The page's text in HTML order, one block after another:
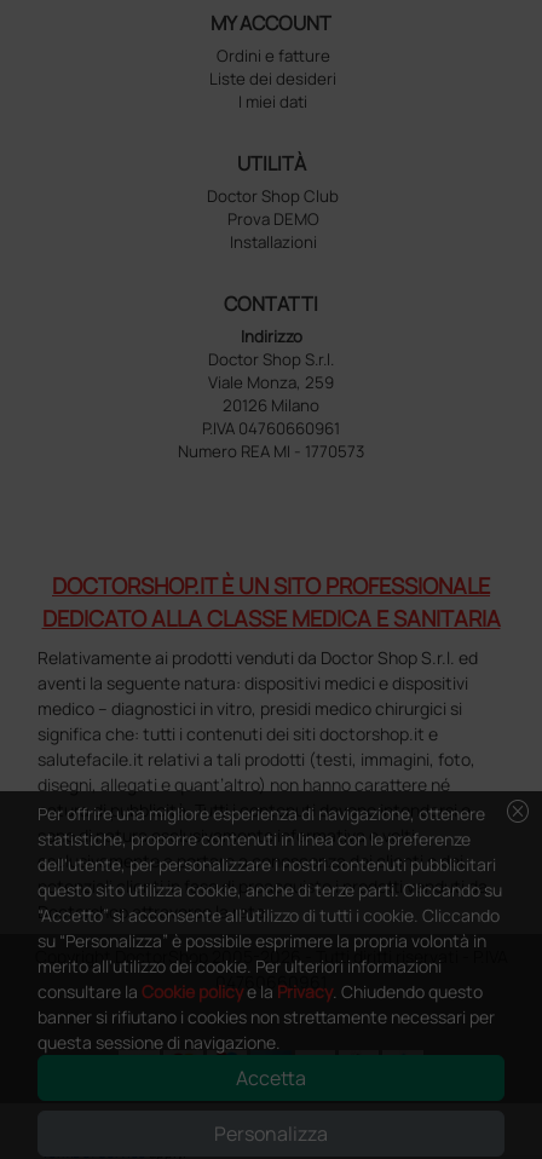
MY ACCOUNT
Ordini e fatture
Liste dei desideri
I miei dati
UTILITÀ
Doctor Shop Club
Prova DEMO
Installazioni
CONTATTI
Indirizzo
Doctor Shop S.r.l.
Viale Monza, 259
20126 Milano
P.IVA 04760660961
Numero REA MI - 1770573
DOCTORSHOP.IT È UN SITO PROFESSIONALE
DEDICATO ALLA CLASSE MEDICA E SANITARIA
Relativamente ai prodotti venduti da Doctor Shop S.r.l. ed
aventi la seguente natura: dispositivi medici e dispositivi
medico – diagnostici in vitro, presidi medico chirurgici si
significa che: tutti i contenuti dei siti doctorshop.it e
salutefacile.it relativi a tali prodotti (testi, immagini, foto,
disegni, allegati e quant’altro) non hanno carattere né
natura di pubblicità. Tutti i contenuti devono intendersi e
sono di natura esclusivamente informativa e volti
esclusivamente a portare a conoscenza dei clienti e dei
potenziali clienti in fase di preacquisto i prodotti venduti da
Doctorshop attraverso la rete.
Copyright DoctorShop 2005-2026 - Tutti diritti riservati - P.IVA
04760660961
This site is protected by reCAPTCHA and the Google
cancel
Per offrire una migliore esperienza di navigazione, ottenere
statistiche, proporre contenuti in linea con le preferenze
dell'utente, per personalizzare i nostri contenuti pubblicitari
questo sito utilizza cookie, anche di terze parti. Cliccando su
“Accetto” si acconsente all'utilizzo di tutti i cookie. Cliccando
su “Personalizza” è possibile esprimere la propria volontà in
merito all'utilizzo dei cookie. Per ulteriori informazioni
consultare la Cookie policye la Privacy. Chiudendo questo
banner si rifiutano i cookies non strettamente necessari per
questa sessione di navigazione.
Accetta
Personalizza